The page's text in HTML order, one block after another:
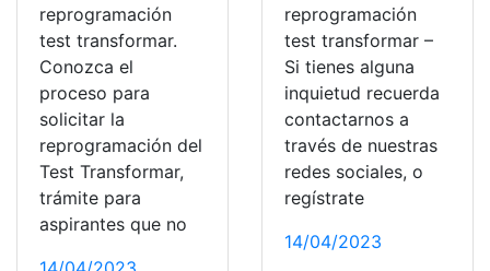
reprogramación
test transformar.
Conozca el
proceso para
solicitar la
reprogramación del
Test Transformar,
trámite para
aspirantes que no
reprogramación
test transformar –
Si tienes alguna
inquietud recuerda
contactarnos a
través de nuestras
redes sociales, o
regístrate
14/04/2023